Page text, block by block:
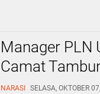
Manager PLN
Camat
NARASI SELASA, OKTOBER